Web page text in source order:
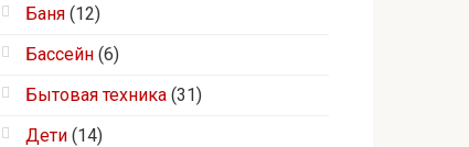
Баня (12)
Бассейн (6)
Бытовая техника (31)
Дети (14)